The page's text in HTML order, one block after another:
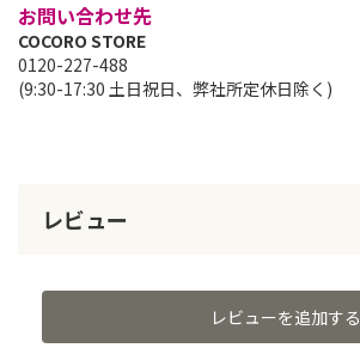
お問い合わせ先
COCORO STORE
0120-227-488
(9:30-17:30 土日祝日、弊社所定休日除く)
レビュー
レビューを追加する